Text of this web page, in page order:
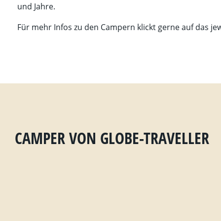
und Jahre.
Für mehr Infos zu den Campern klickt gerne auf das
CAMPER VON GLOBE-TRAVELLER